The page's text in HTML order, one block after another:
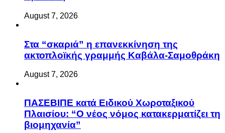
August 7, 2026
Στα “σκαριά” η επανεκκίνηση της
ακτοπλοϊκής γραμμής Καβάλα-Σαμοθράκη
August 7, 2026
ΠΑΣΕΒΙΠΕ κατά Ειδικού Χωροταξικού
Πλαισίου: “Ο νέος νόμος κατακερματίζει τη
βιομηχανία”